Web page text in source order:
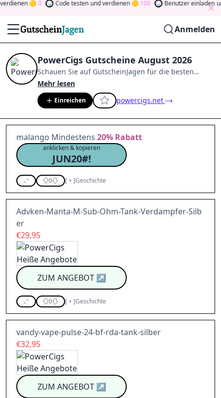
0 Code testen und verdienen 100 Benutzer einladen und
Anmelden
PowerCigs Gutscheine August 2026
Schauen Sie auf GutscheinJagen für die besten
PowerCigs-Angebote im
Mitglied der Community
indem Sie durch Abstimmen, Testen, Teilen und
mehr beitragen.
Drehen Sie den Glücksklee
gewinnen Sie Geld
Mehr lesen
Einreichen powercigs.net
malango Mindestens 20% Rabatt
anklicken & kopieren
JUN20#!
0 [+]Geschichte
Advken-Manta-M-Sub-Ohm-Tank-Verdampfer-Silb
er
€29,95
ZUM ANGEBOT↗
0 [+]Geschichte
vandy-vape-pulse-24-bf-rda-tank-silber
€32,95
ZUM ANGEBOT↗